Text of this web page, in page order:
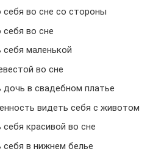
себя во сне со стороны
во сне
маленькой
во сне
дочь в свадебном платье
видеть себя с животом
красивой во сне
в нижнем белье